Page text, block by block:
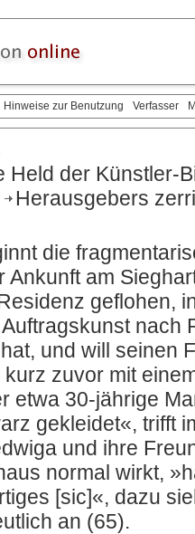
Hinweise zur Benutzung Verfasser
Held der Künstler-
Herausgebers
die
Ankunft am
geflohen,
nach
und will seinen
zuvor mit
etwa 30-jährige
gekleidet«, trifft
und ihre
normal wirkt,
[sic]«, dazu
an (65).